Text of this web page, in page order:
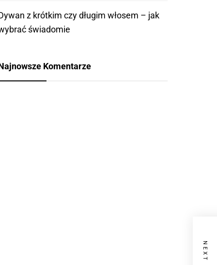
z krótkim czy długim włosem – jak
świadomie
Komentarze